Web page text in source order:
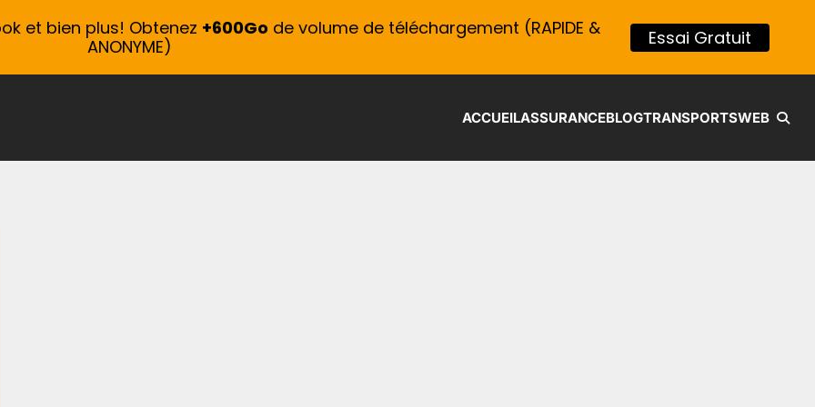
ACCUEILASSURANCEBLOGTRANSPORTSWEB
et bien plus! Obtenez +600Go de volume de téléchargement (RAPIDE &
ANONYME)
Essai Gratuit